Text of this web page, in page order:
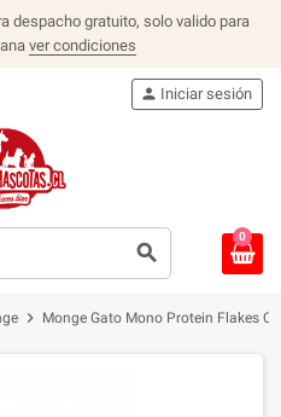
despacho gratuito, solo valido para
ver condiciones
search
person Iniciar sesión
0
chevron_right Monge Gato Mono Protein Flakes